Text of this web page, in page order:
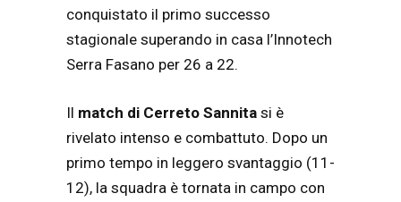
conquistato il primo successo
stagionale superando in casa l’Innotech
Serra Fasano per 26 a 22.
Il match di Cerreto Sannita si è
rivelato intenso e combattuto. Dopo un
primo tempo in leggero svantaggio (11-
12), la squadra è tornata in campo con